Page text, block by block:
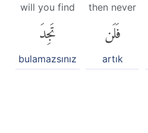
then never
فَلَن
artık
will you find
تَجِدَ
bulamazsınız